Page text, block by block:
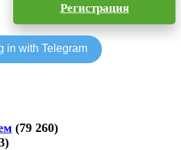
Регистрация
(79 260)